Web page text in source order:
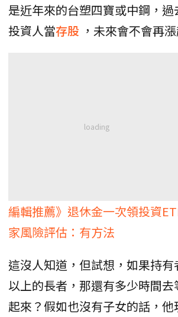
是近年來的台塑四寶或中鋼，
投資人當存股 ，未來會不會再
編輯推薦》退休金一次領投資
家風險評估：有方法
這沒人知道，但試想，如果持
以上的長者，那還有多少時間
起來？假如也沒有子女的話，